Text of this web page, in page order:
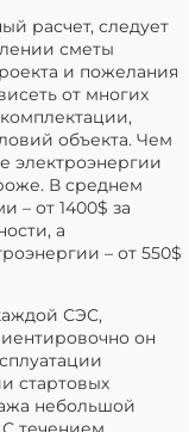
расчет, следует
сметы
и пожелания
от многих
объекта. Чем
электроэнергии
В среднем
– от 1400$ за
а
– от 550$
СЭС,
он
стартовых
небольшой